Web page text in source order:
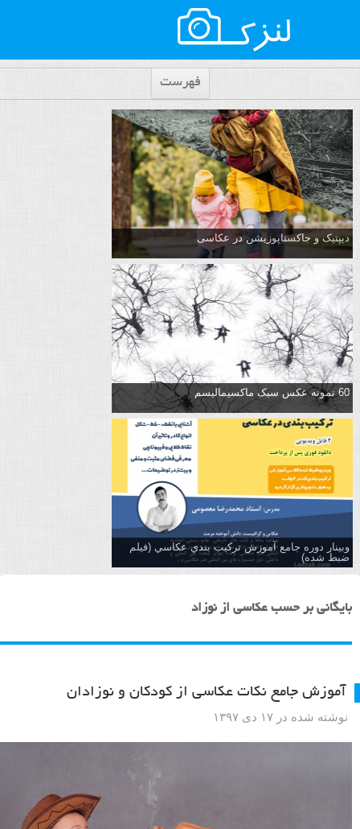
فهرست
دیپتیک و جاکستا‌پوزیشن در عکاسی
60 نمونه عکس سبک ماکسیمالیسم
وبینار دوره جامع آموزش تركيب بندي عكاسي (فیلم
ضبط شده)
بایگانی بر حسب عکاسی از نوزاد
آموزش جامع نکات عکاسی از کودکان و نوزادان
نوشته شده در ۱۷ دی ۱۳۹۷